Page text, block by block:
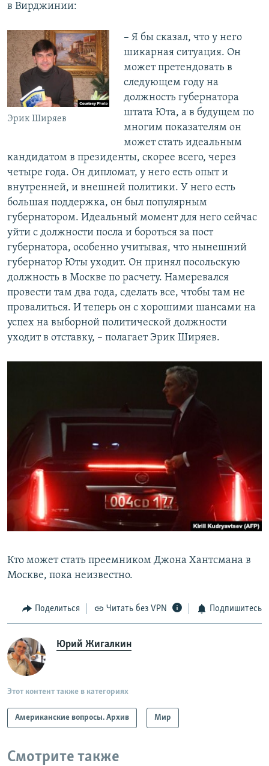
в Вирджинии:
Эрик Ширяев
– Я бы сказал, что у него
шикарная ситуация. Он
может претендовать в
следующем году на
должность губернатора
штата Юта, а в будущем по
многим показателям он
может стать идеальным
кандидатом в президенты, скорее всего, через
четыре года. Он дипломат, у него есть опыт и
внутренней, и внешней политики. У него есть
большая поддержка, он был популярным
губернатором. Идеальный момент для него сейчас
уйти с должности посла и бороться за пост
губернатора, особенно учитывая, что нынешний
губернатор Юты уходит. Он принял посольскую
должность в Москве по расчету. Намеревался
провести там два года, сделать все, чтобы там не
провалиться. И теперь он с хорошими шансами на
успех на выборной политической должности
уходит в отставку, – полагает Эрик Ширяев.
Кто может стать преемником Джона Хантсмана в
Москве, пока неизвестно.
Поделиться Читать без VPN Подпишитесь
Юрий Жигалкин
Этот контент также в категориях
Американские вопросы. Архив Мир
Смотрите также